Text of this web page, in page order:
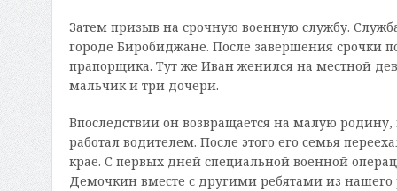
Затем призыв на срочную военную службу.
городе Биробиджане. После завершения срочки
прапорщика. Тут же Иван женился на местной
мальчик и три дочери.
Впоследствии он возвращается на малую
работал водителем. После этого его семья
крае. С первых дней специальной военной
Демочкин вместе с другими ребятами из